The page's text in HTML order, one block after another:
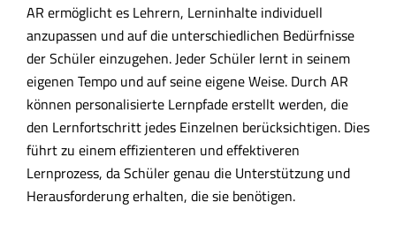
AR ermöglicht es Lehrern, Lerninhalte individuell
anzupassen und auf die unterschiedlichen Bedürfnisse
der Schüler einzugehen. Jeder Schüler lernt in seinem
eigenen Tempo und auf seine eigene Weise. Durch AR
können personalisierte Lernpfade erstellt werden, die
den Lernfortschritt jedes Einzelnen berücksichtigen. Dies
führt zu einem effizienteren und effektiveren
Lernprozess, da Schüler genau die Unterstützung und
Herausforderung erhalten, die sie benötigen.